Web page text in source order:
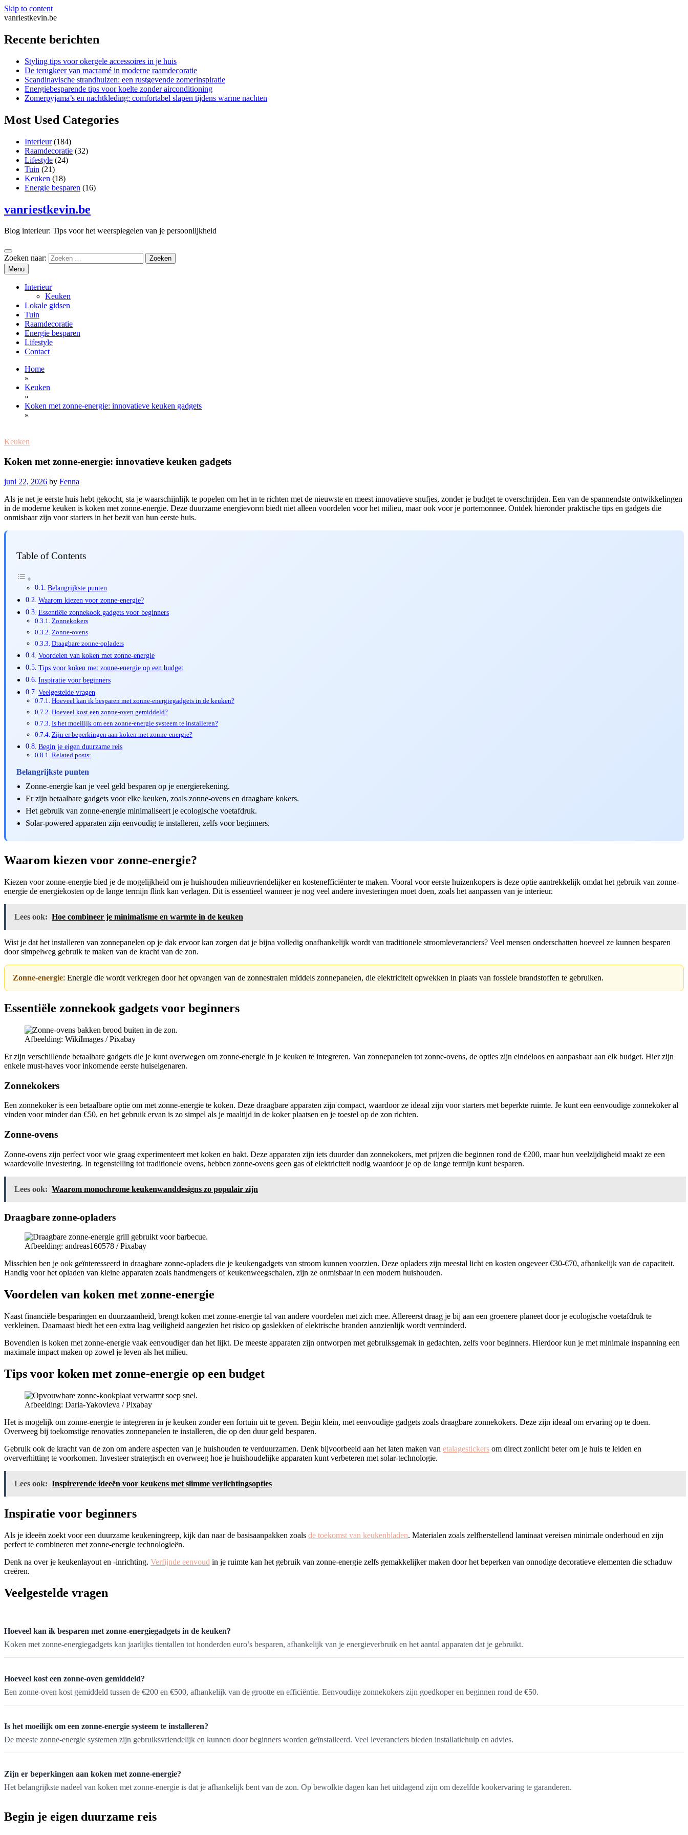
Skip to content
vanriestkevin.be
Recente berichten
Styling tips voor okergele accessoires in je huis
De terugkeer van macramé in moderne raamdecoratie
Scandinavische strandhuizen: een rustgevende zomerinspiratie
Energiebesparende tips voor koelte zonder airconditioning
Zomerpyjama’s en nachtkleding: comfortabel slapen tijdens warme nachten
Most Used Categories
Interieur(184)
Raamdecoratie (32)
Lifestyle (24)
Tuin (21)
Keuken (18)
Energie besparen (16)
vanriestkevin.be
Blog interieur: Tips voor het weerspiegelen van je persoonlijkheid
Zoeken naar:
Menu
Interieur
Keuken
Lokale gidsen
Tuin
Raamdecoratie
Energie besparen
Lifestyle
Contact
Home
»
Keuken
»
Koken met zonne-energie: innovatieve keuken gadgets
»
Keuken
Koken met zonne-energie: innovatieve keuken gadgets
juni 22, 2026 by Fenna
Als je net je eerste huis hebt gekocht, sta je waarschijnlijk te popelen om het in te richten met de nieuwste en meest innovatieve snufjes, zonder je budget te overschrijden. Een van de spannendste ontwikkelingen
in de moderne keuken is koken met zonne-energie. Deze duurzame energievorm biedt niet alleen voordelen voor het milieu, maar ook voor je portemonnee. Ontdek hieronder praktische tips en gadgets die
onmisbaar zijn voor starters in het bezit van hun eerste huis.
Table of Contents
Belangrijkste punten
Waarom kiezen voor zonne-energie?
Essentiële zonnekook gadgets voor beginners
Zonnekokers
Zonne-ovens
Draagbare zonne-opladers
Voordelen van koken met zonne-energie
Tips voor koken met zonne-energie op een budget
Inspiratie voor beginners
Veelgestelde vragen
Hoeveel kan ik besparen met zonne-energiegadgets in de keuken?
Hoeveel kost een zonne-oven gemiddeld?
Is het moeilijk om een zonne-energie systeem te installeren?
Zijn er beperkingen aan koken met zonne-energie?
Begin je eigen duurzame reis
Related posts:
Belangrijkste punten
Zonne-energie kan je veel geld besparen op je energierekening.
Er zijn betaalbare gadgets voor elke keuken, zoals zonne-ovens en draagbare kokers.
Het gebruik van zonne-energie minimaliseert je ecologische voetafdruk.
Solar-powered apparaten zijn eenvoudig te installeren, zelfs voor beginners.
Waarom kiezen voor zonne-energie?
Kiezen voor zonne-energie bied je de mogelijkheid om je huishouden milieuvriendelijker en kostenefficiënter te maken. Vooral voor eerste huizenkopers is deze optie aantrekkelijk omdat het gebruik van zonne-
energie de energiekosten op de lange termijn flink kan verlagen. Dit is essentieel wanneer je nog veel andere investeringen moet doen, zoals het aanpassen van je interieur.
Lees ook: Hoe combineer je minimalisme en warmte in de keuken
Wist je dat het installeren van zonnepanelen op je dak ervoor kan zorgen dat je bijna volledig onafhankelijk wordt van traditionele stroomleveranciers? Veel mensen onderschatten hoeveel ze kunnen besparen
door simpelweg gebruik te maken van de kracht van de zon.
Zonne-energie: Energie die wordt verkregen door het opvangen van de zonnestralen middels zonnepanelen, die elektriciteit opwekken in plaats van fossiele brandstoffen te gebruiken.
Essentiële zonnekook gadgets voor beginners
Afbeelding: WikiImages / Pixabay
Er zijn verschillende betaalbare gadgets die je kunt overwegen om zonne-energie in je keuken te integreren. Van zonnepanelen tot zonne-ovens, de opties zijn eindeloos en aanpasbaar aan elk budget. Hier zijn
enkele must-haves voor inkomende eerste huiseigenaren.
Zonnekokers
Een zonnekoker is een betaalbare optie om met zonne-energie te koken. Deze draagbare apparaten zijn compact, waardoor ze ideaal zijn voor starters met beperkte ruimte. Je kunt een eenvoudige zonnekoker al
vinden voor minder dan €50, en het gebruik ervan is zo simpel als je maaltijd in de koker plaatsen en je toestel op de zon richten.
Zonne-ovens
Zonne-ovens zijn perfect voor wie graag experimenteert met koken en bakt. Deze apparaten zijn iets duurder dan zonnekokers, met prijzen die beginnen rond de €200, maar hun veelzijdigheid maakt ze een
waardevolle investering. In tegenstelling tot traditionele ovens, hebben zonne-ovens geen gas of elektriciteit nodig waardoor je op de lange termijn kunt besparen.
Lees ook: Waarom monochrome keukenwanddesigns zo populair zijn
Draagbare zonne-opladers
Afbeelding: andreas160578 / Pixabay
Misschien ben je ook geïnteresseerd in draagbare zonne-opladers die je keukengadgets van stroom kunnen voorzien. Deze opladers zijn meestal licht en kosten ongeveer €30-€70, afhankelijk van de capaciteit.
Handig voor het opladen van kleine apparaten zoals handmengers of keukenweegschalen, zijn ze onmisbaar in een modern huishouden.
Voordelen van koken met zonne-energie
Naast financiële besparingen en duurzaamheid, brengt koken met zonne-energie tal van andere voordelen met zich mee. Allereerst draag je bij aan een groenere planeet door je ecologische voetafdruk te
verkleinen. Daarnaast biedt het een extra laag veiligheid aangezien het risico op gaslekken of elektrische branden aanzienlijk wordt verminderd.
Bovendien is koken met zonne-energie vaak eenvoudiger dan het lijkt. De meeste apparaten zijn ontworpen met gebruiksgemak in gedachten, zelfs voor beginners. Hierdoor kun je met minimale inspanning een
maximale impact maken op zowel je leven als het milieu.
Tips voor koken met zonne-energie op een budget
Afbeelding: Daria-Yakovleva / Pixabay
Het is mogelijk om zonne-energie te integreren in je keuken zonder een fortuin uit te geven. Begin klein, met eenvoudige gadgets zoals draagbare zonnekokers. Deze zijn ideaal om ervaring op te doen.
Overweeg bij toekomstige renovaties zonnepanelen te installeren, die op den duur geld besparen.
Gebruik ook de kracht van de zon om andere aspecten van je huishouden te verduurzamen. Denk bijvoorbeeld aan het laten maken van etalagestickers om direct zonlicht beter om je huis te leiden en
oververhitting te voorkomen. Investeer strategisch en overweeg hoe je huishoudelijke apparaten kunt verbeteren met solar-technologie.
Lees ook: Inspirerende ideeën voor keukens met slimme verlichtingsopties
Inspiratie voor beginners
Als je ideeën zoekt voor een duurzame keukeningreep, kijk dan naar de basisaanpakken zoals de toekomst van keukenbladen. Materialen zoals zelfherstellend laminaat vereisen minimale onderhoud en zijn
perfect te combineren met zonne-energie technologieën.
Denk na over je keukenlayout en -inrichting. Verfijnde eenvoud in je ruimte kan het gebruik van zonne-energie zelfs gemakkelijker maken door het beperken van onnodige decoratieve elementen die schaduw
creëren.
Veelgestelde vragen
Hoeveel kan ik besparen met zonne-energiegadgets in de keuken?
Koken met zonne-energiegadgets kan jaarlijks tientallen tot honderden euro’s besparen, afhankelijk van je energieverbruik en het aantal apparaten dat je gebruikt.
Hoeveel kost een zonne-oven gemiddeld?
Een zonne-oven kost gemiddeld tussen de €200 en €500, afhankelijk van de grootte en efficiëntie. Eenvoudige zonnekokers zijn goedkoper en beginnen rond de €50.
Is het moeilijk om een zonne-energie systeem te installeren?
De meeste zonne-energie systemen zijn gebruiksvriendelijk en kunnen door beginners worden geïnstalleerd. Veel leveranciers bieden installatiehulp en advies.
Zijn er beperkingen aan koken met zonne-energie?
Het belangrijkste nadeel van koken met zonne-energie is dat je afhankelijk bent van de zon. Op bewolkte dagen kan het uitdagend zijn om dezelfde kookervaring te garanderen.
Begin je eigen duurzame reis